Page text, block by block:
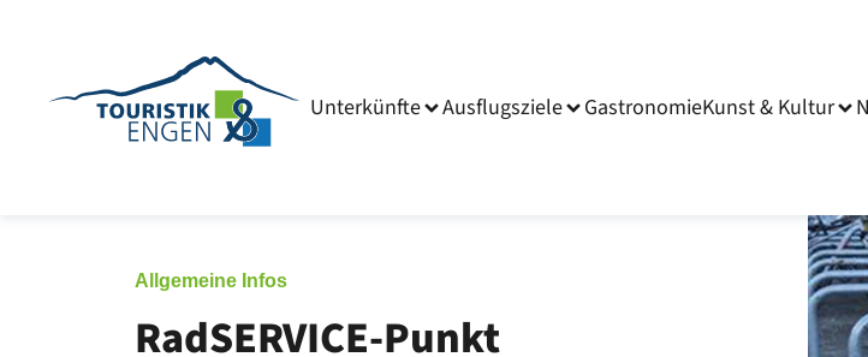
Unterkünfte Ausflugsziele GastronomieKunst & Kultur
Allgemeine Infos
RadSERVICE-Punkt